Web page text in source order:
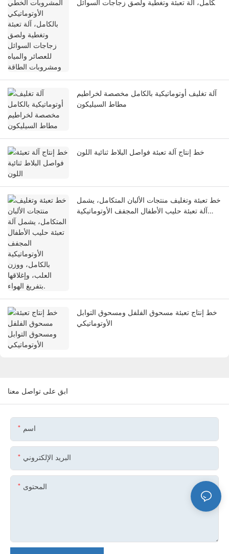
بالكامل، آلة تعبئة وتغطية ولصق زجاجات السوائل
آلة تغليف أوتوماتيكية بالكامل مخصصة لخراطيم
مطاط السيليكون
خط إنتاج آلة تعبئة فواصل البلاط ثنائية اللون
خط تعبئة وتغليف منتجات الألبان المتكامل، يشمل
آلة تعبئة حليب الأطفال المجفف الأوتوماتيكية
خط إنتاج تعبئة مسحوق الفلفل ومسحوق التوابل
الأوتوماتيكي
ابق على تواصل معنا
اسم
البريد الإلكتروني
المحتوى